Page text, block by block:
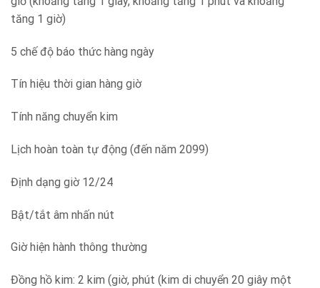
tăng 1 giờ)
5 chế độ báo thức hàng ngày
Tín hiệu thời gian hàng giờ
Tính năng chuyển kim
Lịch hoàn toàn tự động (đến năm 2099)
Định dạng giờ 12/24
Bật/tắt âm nhấn nút
Giờ hiện hành thông thường
Đồng hồ kim: 2 kim (giờ, phút (kim di chuyển 20 giây một